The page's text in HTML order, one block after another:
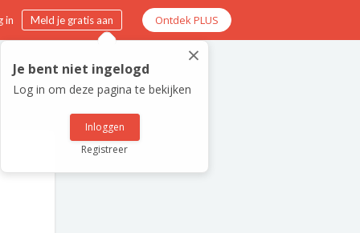
in Meld je gratis aan Ontdek PLUS
×
Je bent niet ingelogd
Log in om deze pagina te bekijken
Inloggen
Registreer